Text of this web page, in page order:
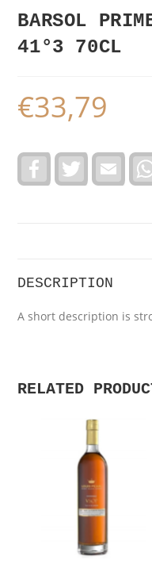
BARSOL
41°3 70CL
€33,79
c
T
i
E
a
DESCRIPTION
A short description is
RELATED